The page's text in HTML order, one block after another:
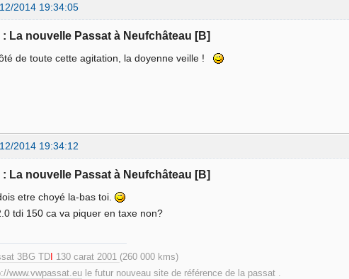
2014 19:34:05
: La nouvelle Passat à Neufchâteau [B]
de toute cette agitation, la doyenne veille !
2014 19:34:12
: La nouvelle Passat à Neufchâteau [B]
etre choyé la-bas toi.
tdi 150 ca va piquer en taxe non?
3BG TD 130 carat 2001 (260 000 kms)
www.vwpassat.eu le futur nouveau site de référence de la passat .